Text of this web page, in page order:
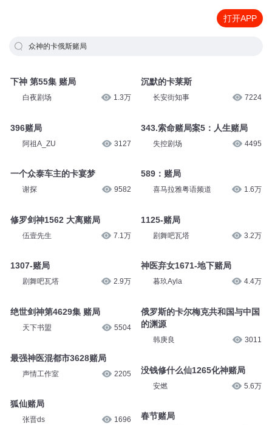
打开APP
众神的卡俄斯赌局
下神 第55集 赌局
白夜剧场 1.3万
396赌局
阿祖A_ZU 3127
一个众泰车主的卡宴梦
谢探 9582
修罗剑神1562 大离赌局
伍壹先生 7.1万
1307-赌局
剧舞吧瓦塔 2.9万
绝世剑神第4629集 赌局
天下书盟 5504
最强神医混都市3628赌局
声情工作室 2205
狐仙赌局
张晋ds 1696
沉默的卡莱斯
长安街知事 7224
343.索命赌局案5：人生赌局
失控剧场 4495
589：赌局
喜马拉雅粤语频道 1.6万
1125-赌局
剧舞吧瓦塔 3.2万
神医弃女1671-地下赌局
暮玖Ayla 4.4万
俄罗斯的卡尔梅克共和国与中国
的渊源
韩庚良 3011
没钱修什么仙1265化神赌局
安燃 5.6万
春节赌局